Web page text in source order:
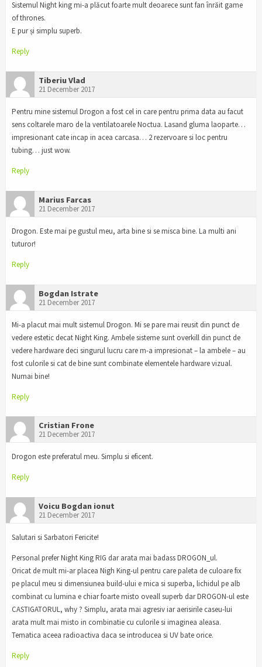
Sistemul Night king mi-a plăcut foarte mult deoarece sunt fan înrăit game
of thrones.
E pur și simplu superb.
Reply
Tiberiu Vlad
21 December 2017
Pentru mine sistemul Drogon a fost cel in care pentru prima data au facut
sens coltarele maro de la ventilatoarele Noctua. Lasand gluma laoparte…
impresionant cate incap in acea carcasa… 2 rezervoare si loc pentru
tubing… just wow.
Reply
Marius Farcas
21 December 2017
Drogon. Este mai pe gustul meu, arta bine si se misca bine. La multi ani
tuturor!
Reply
Bogdan Istrate
21 December 2017
Mi-a placut mai mult sistemul Drogon. Mi se pare mai reusit din punct de
vedere estetic decat Night King. Ambele sisteme sunt overkill din punct de
vedere hardware deci singurul lucru care m-a impresionat – la ambele – au
fost culorile si cat de bine sunt combinate elementele hardware vizual.
Numai bine!
Reply
Cristian Frone
21 December 2017
Drogon este preferatul meu. Simplu si eficent.
Reply
Voicu Bogdan ionut
21 December 2017
Salutari si Sarbatori Fericite!
Personal prefer Night King RIG dar arata mai badass DROGON_ul.
Oricat de mult mi-ar placea Nigh King-ul pentru care paleta de culoare fix
pe placul meu si dimensiunea build-ului e mica si superba, lichidul pe alb
combinat cu lumina e chiar foarte misto oveall superb dar DROGON-ul este
CASTIGATORUL, why ? Simplu, arata mai agresiv iar aerisirile caseu-lui
arata mult mai misto in combinatie cu culorile si imaginea aleasa.
Tematica aceea radioactiva daca se introducea si UV bate orice.
Reply